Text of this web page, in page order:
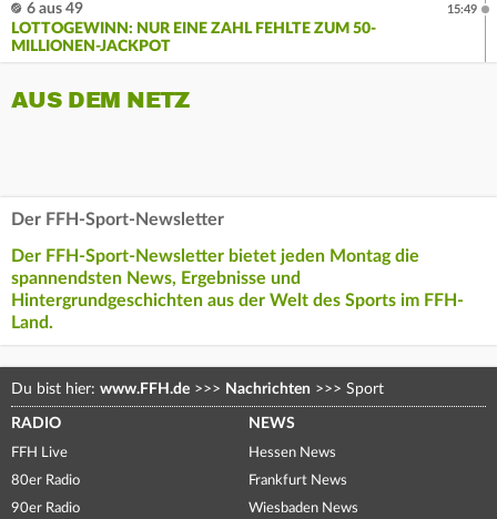
6 aus 49
LOTTOGEWINN: NUR EINE ZAHL FEHLTE ZUM 50-
MILLIONEN-JACKPOT
15:49
AUS DEM NETZ
Der FFH-Sport-Newsletter
Der FFH-Sport-Newsletter bietet jeden Montag die
spannendsten News, Ergebnisse und
Hintergrundgeschichten aus der Welt des Sports im FFH-
Land.
Du bist hier: www.FFH.de >>> Nachrichten >>> Sport
RADIO
FFH Live
80er Radio
90er Radio
NEWS
Hessen News
Frankfurt News
Wiesbaden News